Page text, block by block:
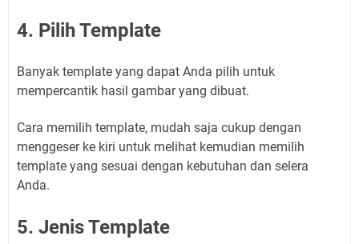
4. Pilih Template
Banyak template yang dapat Anda pilih untuk
mempercantik hasil gambar yang dibuat.
Cara memilih template, mudah saja cukup dengan
menggeser ke kiri untuk melihat kemudian memilih
template yang sesuai dengan kebutuhan dan selera
Anda.
5. Jenis Template